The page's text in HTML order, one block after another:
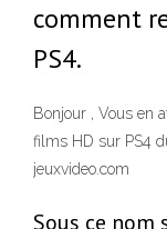
comment
PS4.
Bonjour , Vous en
films HD sur PS4
jeuxvideo.com
Sous ce nom